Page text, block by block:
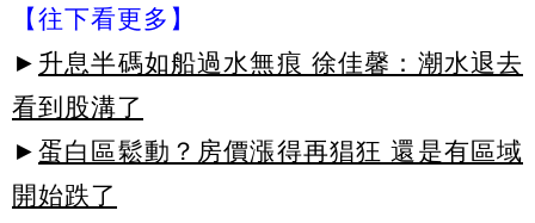
【往下看更多】
► 升息半碼如船過水無痕 徐佳馨：潮水退去
看到股溝了
► 蛋白區鬆動？房價漲得再猖狂 還是有區域
開始跌了